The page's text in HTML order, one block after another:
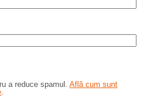
a reduce spamul. Află cum sunt